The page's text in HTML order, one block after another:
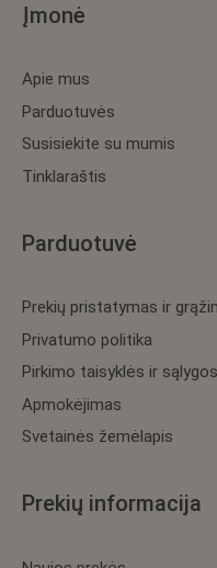
Įmonė
Apie mus
Susisiekite su mumis
Parduotuvės
Tinklaraštis
Parduotuvė
Prekių pristatymas ir
Privatumo politika
Pirkimo taisyklės ir sąlygos
Apmokėjimas
Svetainės žemėlapis
Prekių informacija